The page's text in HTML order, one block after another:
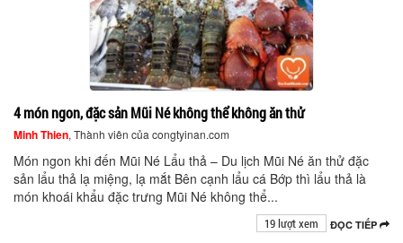
4 món ngon, đặc sản Mũi Né không thể không ăn thử
Minh Thien, Thành viên của congtyinan.com
Món ngon khi đến Mũi Né Lẩu thả – Du lịch Mũi Né ăn thử đặc
sản lẩu thả lạ miệng, lạ mắt Bên cạnh lẩu cá Bớp thì lẩu thả là
món khoái khẩu đặc trưng Mũi Né không thể...
ĐỌC TIẾP
19 lượt xem